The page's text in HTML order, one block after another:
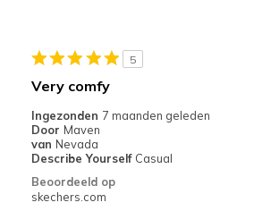
Casual Wear
Width
Feels true to width
Sizing
View On Shoes
Shoes are for Wearing
5
Very comfy
Ingezonden 7 maanden geleden
Door Maven
van Nevada
Describe Yourself Casual
Beoordeeld op
skechers.com